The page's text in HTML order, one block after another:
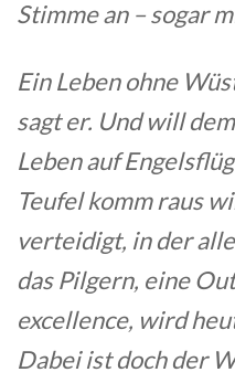
Stimme an – sogar
Ein Leben ohne
sagt er. Und will
Leben auf
Teufel komm raus
verteidigt, in der
das Pilgern, eine
excellence, wird
Dabei ist doch der